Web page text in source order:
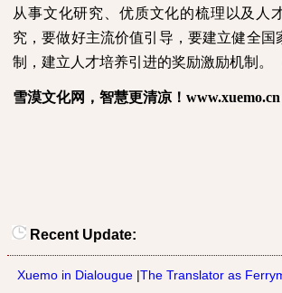
从事文化研究、优质文化的梳理以及人
究，要做好主流价值引导，要建立健全国
制，建立人才培养引进的奖励激励机制。
雪漠文化网，智慧更清凉！ www.xuemo.cn
Recent Update:
Xuemo in Dialougue |The Translator as